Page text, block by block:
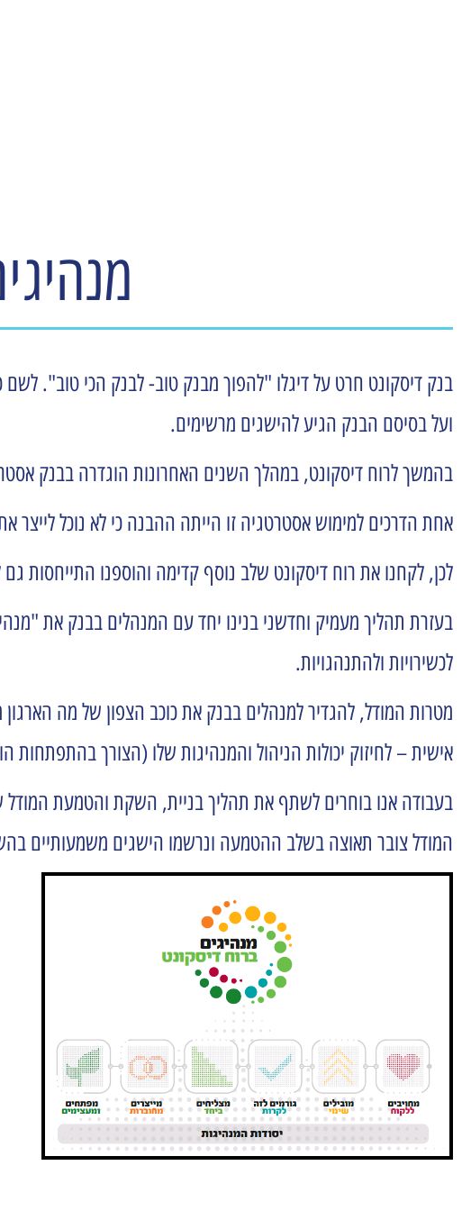
בנק דיסקונט חרט על דיגלו "להפוך מבנק טוב- לבנק הכי טוב".
ועל בסיסם הבנק הגיע להישגים מרשימים.
בהמשך לרוח דיסקונט, במהלך השנים האחרונות הוגדרה בבנק
אחת הדרכים למימוש אסטרטגיה זו הייתה ההבנה כי לא נוכל
לכן, לקחנו את רוח דיסקונט שלב נוסף קדימה והוספנו התייחסות
לכשירויות ולהתנהגויות.
מטרות המודל, להגדיר למנהלים בבנק את כוכב הצפון של מה
אישית – לחיזוק יכולות הניהול והמנהיגות שלו (הצורך
בעבודה אנו בוחרים לשתף את תהליך בניית, השקת והטמעת המודל
המודל צובר תאוצה בשלב ההטמעה ונרשמו הישגים משמעותיים